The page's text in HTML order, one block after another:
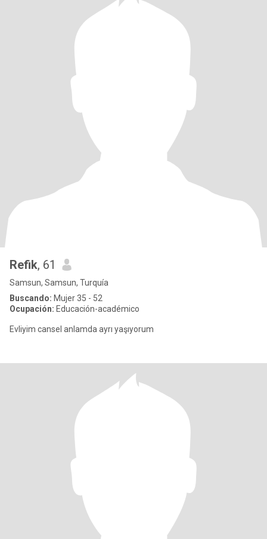
Refik, 61
Samsun, Samsun, Turquía
Buscando: Mujer 35 - 52
Ocupación: Educación-académico
Evliyim cansel anlamda ayrı yaşıyorum